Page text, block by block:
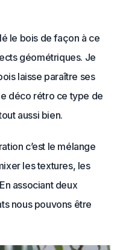
le bois de façon à ce
géométriques. Je
laisse paraître ses
déco rétro ce type de
aussi bien.
c’est le mélange
les textures, les
associant deux
nous pouvons être